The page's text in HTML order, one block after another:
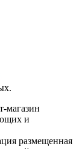
магазин
и
размещенная